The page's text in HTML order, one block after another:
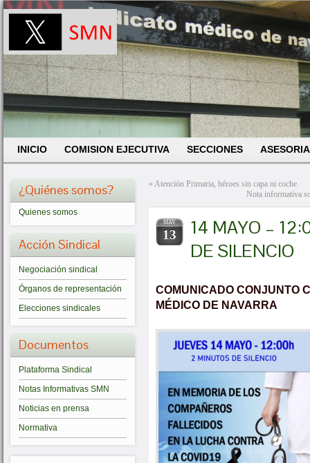
INICIO COMISION EJECUTIVA SECCIONES
¿Quiénes somos?
Quienes somos
Acción Sindical
Negociación sindical
Órganos de representación
Elecciones sindicales
Documentos
Plataforma Sindical
Notas Informativas SMN
Noticias en prensa
Normativa
«Atención Primaria, héroes sin capa ni coche
Nota informativa
MAY
13
14 MAYO –
DE SILENCIO
COMUNICADO CONJUNTO
MÉDICO DE NAVARRA